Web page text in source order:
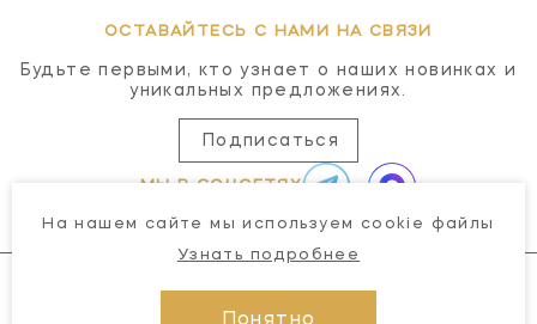
ОСТАВАЙТЕСЬ С НАМИ НА СВЯЗИ
Будьте первыми, кто узнает о наших новинках и
уникальных предложениях.
Подписаться
МЫ В СОЦСЕТЯХ
На нашем сайте мы используем cookie файлы
Узнать подробнее